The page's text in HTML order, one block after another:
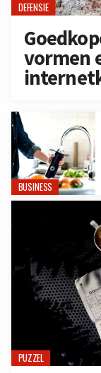
DEFENSIE
vormen
BUSINESS
PUZZEL